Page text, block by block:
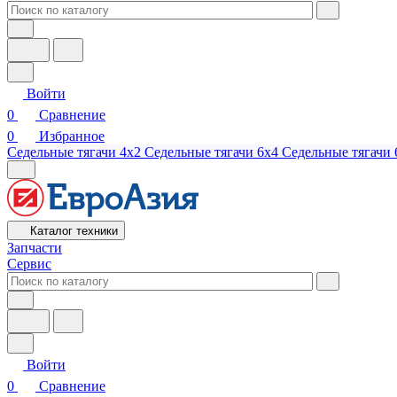
Войти
0
Сравнение
0
Избранное
Седельные тягачи 4х2 Седельные тягачи 6х4 Седельные тягачи
Каталог техники
Запчасти
Сервис
Войти
0
Сравнение